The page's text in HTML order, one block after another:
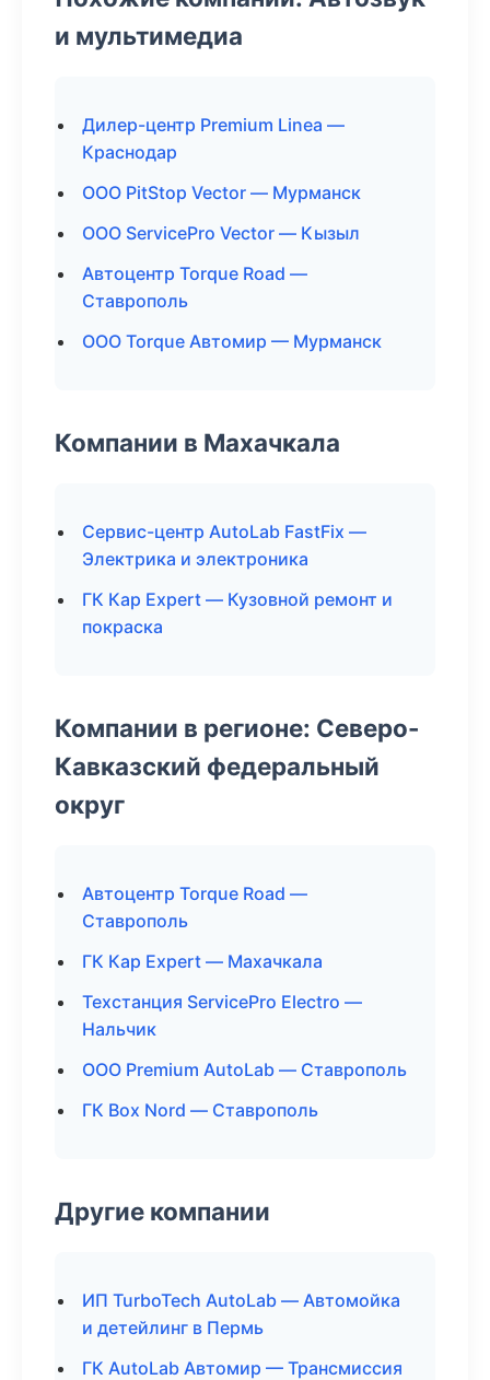
и мультимедиа
Дилер-центр Premium Linea —
Краснодар
ООО PitStop Vector — Мурманск
ООО ServicePro Vector — Кызыл
Автоцентр Torque Road —
Ставрополь
ООО Torque Автомир — Мурманск
Компании в Махачкала
Сервис-центр AutoLab FastFix —
Электрика и электроника
ГК Кар Expert — Кузовной ремонт и
покраска
Компании в регионе: Северо-
Кавказский федеральный
округ
Автоцентр Torque Road —
Ставрополь
ГК Кар Expert — Махачкала
Техстанция ServicePro Electro —
Нальчик
ООО Premium AutoLab — Ставрополь
ГК Box Nord — Ставрополь
Другие компании
ИП TurboTech AutoLab — Автомойка
и детейлинг в Пермь
ГК AutoLab Автомир — Трансмиссия